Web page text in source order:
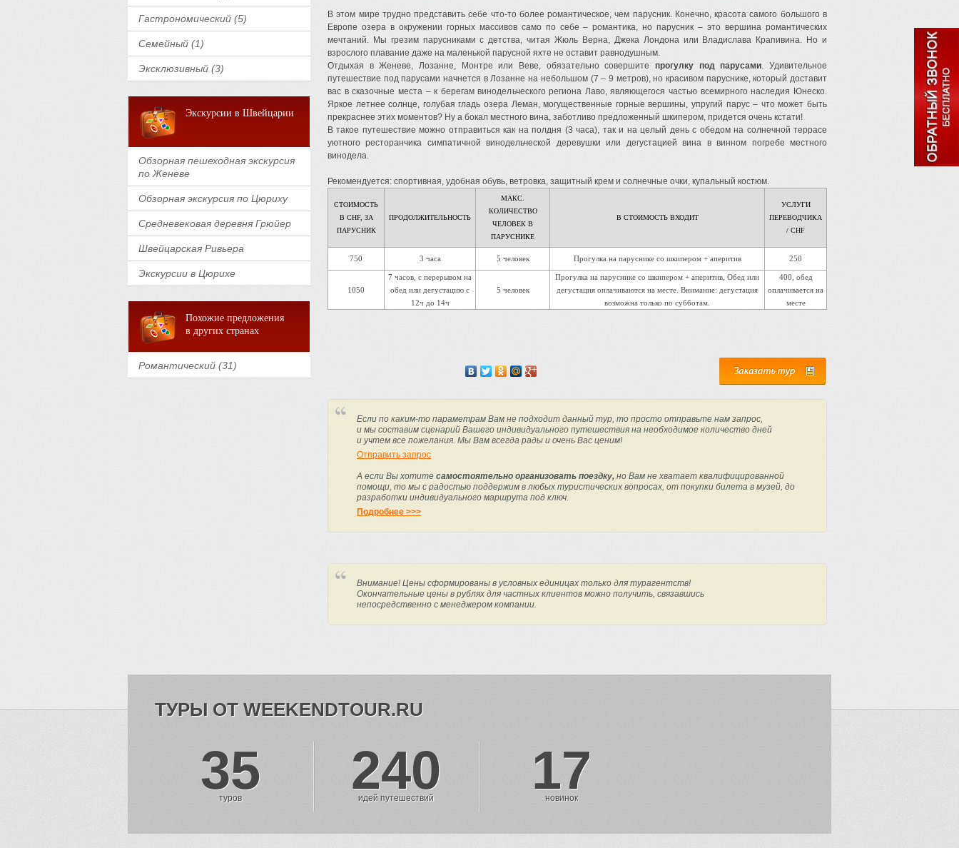
Гастрономический (5)
Семейный (1)
Эксклюзивный (3)
Экскурсии в Швейцарии
Обзорная пешеходная экскурсия
по Женеве
Обзорная экскурсия по Цюриху
Средневековая деревня Грюйер
Швейцарская Ривьера
Экскурсии в Цюрихе
Похожие предложения
в других странах
Романтический (31)
В этом мире трудно представить себе что-то более романтическое, чем парусник. Конечно, красота самого большого в
Европе озера в окружении горных массивов само по себе – романтика, но парусник – это вершина романтических
мечтаний. Мы грезим парусниками с детства, читая Жюль Верна, Джека Лондона или Владислава Крапивина. Но и
взрослого плавание даже на маленькой парусной яхте не оставит равнодушным.
Отдыхая в Женеве, Лозанне, Монтре или Веве, обязательно совершите прогулку под парусами. Удивительное
путешествие под парусами начнется в Лозанне на небольшом (7 – 9 метров), но красивом паруснике, который доставит
вас в сказочные места – к берегам винодельческого региона Лаво, являющегося частью всемирного наследия Юнеско.
Яркое летнее солнце, голубая гладь озера Леман, могущественные горные вершины, упругий парус – что может быть
прекраснее этих моментов? Ну а бокал местного вина, заботливо предложенный шкипером, придется очень кстати!
В такое путешествие можно отправиться как на полдня (3 часа), так и на целый день с обедом на солнечной террасе
уютного ресторанчика симпатичной винодельческой деревушки или дегустацией вина в винном погребе местного
винодела.
Рекомендуется: спортивная, удобная обувь, ветровка, защитный крем и солнечные очки, купальный костюм.
СТОИМОСТЬ
В CHF, ЗА
ПАРУСНИК
ПРОДОЛЖИТЕЛЬНОСТЬ
МАКС.
КОЛИЧЕСТВО
ЧЕЛОВЕК В
ПАРУСНИКЕ
В СТОИМОСТЬ ВХОДИТ
УСЛУГИ
ПЕРЕВОДЧИКА
/ CHF
750 3 часа 5 человек Прогулка на паруснике со шкипером + аперитив 250
1050
7 часов, с перерывом на
обед или дегустацию с
12ч до 14ч
5 человек
Прогулка на паруснике со шкипером + аперитив, Обед или
дегустация оплачиваются на месте. Внимание: дегустация
возможна только по субботам.
400, обед
оплачивается на
месте
Если по каким-то параметрам Вам не подходит данный тур, то просто отправьте нам запрос,
и мы составим сценарий Вашего индивидуального путешествия на необходимое количество дней
и учтем все пожелания. Мы Вам всегда рады и очень Вас ценим!
Отправить запрос
А если Вы хотите самостоятельно организовать поездку, но Вам не хватает квалифицированной
помощи, то мы с радостью поддержим в любых туристических вопросах, от покупки билета в музей, до
разработки индивидуального маршрута под ключ.
Подробнее >>>
Внимание! Цены сформированы в условных единицах только для турагентств!
Окончательные цены в рублях для частных клиентов можно получить, связавшись
непосредственно с менеджером компании.
ТУРЫ ОТ WEEKENDTOUR.RU
35
туров 240
идей путешествий 17
новинок